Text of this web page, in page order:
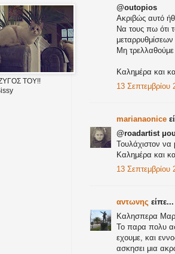
@outopios
Aκριβώς αυτό
Να τους πω ότι
Μη
Καλημέρα και
13 Σεπτεμβρίου
marianaonice
@roadartist
Τουλάχιστον να
Καλημέρα και
13 Σεπτεμβρίου
αντωνης είπε...
Καλησπερα
Το παρα πολυ
εχουμε, και
ασκησει μια
ΤΟΥ!!